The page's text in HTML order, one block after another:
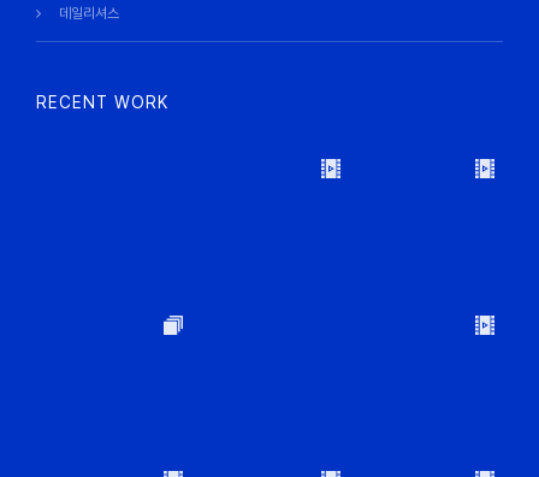
데일리셔스
RECENT WORK